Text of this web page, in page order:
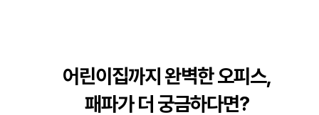
어린이집까지 완벽한 오피스,
패파가 더 궁금하다면?